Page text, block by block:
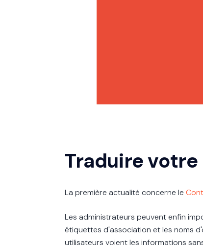
Traduire votre
La première actualité concerne le
Les administrateurs peuvent enfin
étiquettes d'association et les noms
utilisateurs voient les informations